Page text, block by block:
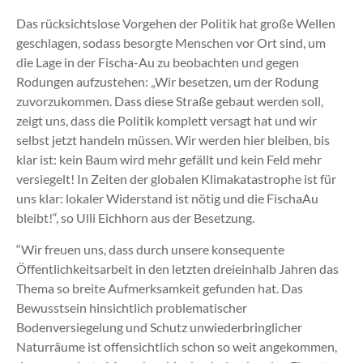
Das rücksichtslose Vorgehen der Politik hat große Wellen
geschlagen, sodass besorgte Menschen vor Ort sind, um
die Lage in der Fischa-Au zu beobachten und gegen
Rodungen aufzustehen: „Wir besetzen, um der Rodung
zuvorzukommen. Dass diese Straße gebaut werden soll,
zeigt uns, dass die Politik komplett versagt hat und wir
selbst jetzt handeln müssen. Wir werden hier bleiben, bis
klar ist: kein Baum wird mehr gefällt und kein Feld mehr
versiegelt! In Zeiten der globalen Klimakatastrophe ist für
uns klar: lokaler Widerstand ist nötig und die FischaAu
bleibt!“, so Ulli Eichhorn aus der Besetzung.
“Wir freuen uns, dass durch unsere konsequente
Öffentlichkeitsarbeit in den letzten dreieinhalb Jahren das
Thema so breite Aufmerksamkeit gefunden hat. Das
Bewusstsein hinsichtlich problematischer
Bodenversiegelung und Schutz unwiederbringlicher
Naturräume ist offensichtlich schon so weit angekommen,